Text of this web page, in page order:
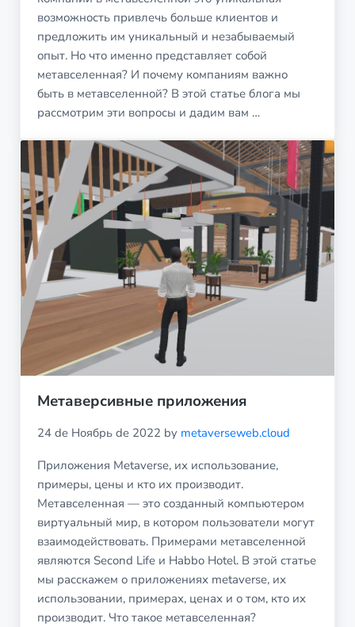
возможность привлечь больше клиентов и
предложить им уникальный и незабываемый
опыт. Но что именно представляет собой
метавселенная? И почему компаниям важно
быть в метавселенной? В этой статье блога мы
рассмотрим эти вопросы и дадим вам …
Метаверсивные приложения
24 de Ноябрь de 2022 by metaverseweb.cloud
Приложения Metaverse, их использование,
примеры, цены и кто их производит.
Метавселенная — это созданный компьютером
виртуальный мир, в котором пользователи могут
взаимодействовать. Примерами метавселенной
являются Second Life и Habbo Hotel. В этой статье
мы расскажем о приложениях metaverse, их
использовании, примерах, ценах и о том, кто их
производит. Что такое метавселенная?